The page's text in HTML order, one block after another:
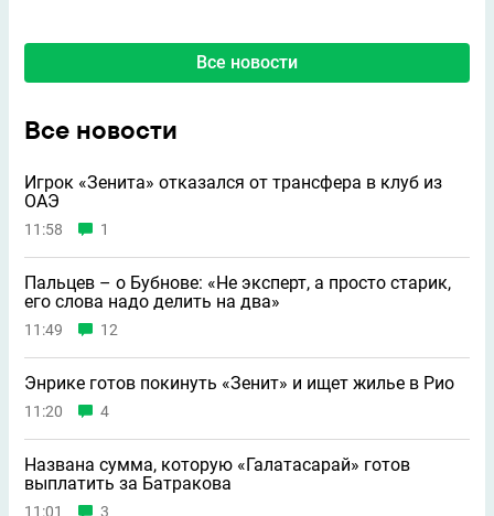
Все новости
Все новости
Игрок «Зенита» отказался от трансфера в клуб из
ОАЭ
11:58 1
Пальцев – о Бубнове: «Не эксперт, а просто старик,
его слова надо делить на два»
11:49 12
Энрике готов покинуть «Зенит» и ищет жилье в Рио
11:20 4
Названа сумма, которую «Галатасарай» готов
выплатить за Батракова
11:01 3